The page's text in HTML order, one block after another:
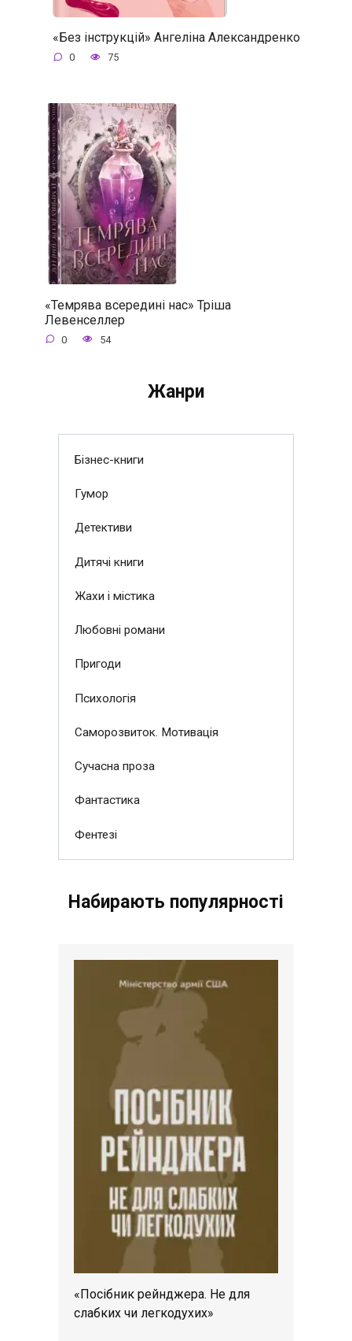
«Без інструкцій» Ангеліна Александренко
0 75
«Темрява всередині нас» Тріша
Левенселлер
0 54
Жанри
Бізнес-книги
Гумор
Детективи
Дитячі книги
Жахи і містика
Любовні романи
Пригоди
Психологія
Саморозвиток. Мотивація
Сучасна проза
Фантастика
Фентезі
Набирають популярності
«Посібник рейнджера. Не для
слабких чи легкодухих»